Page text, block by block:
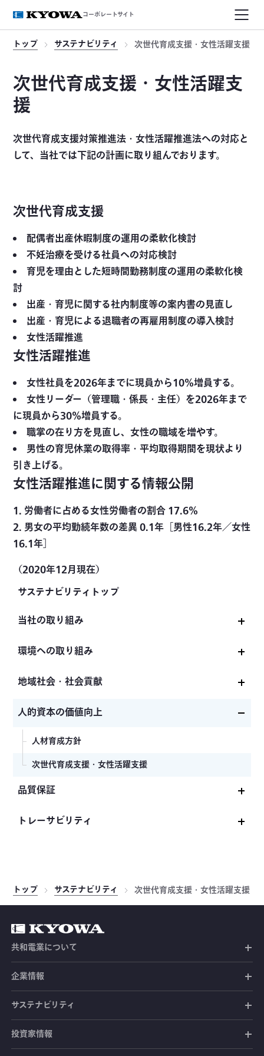
コーポレートサイト
トップ サステナビリティ 次世代育成支援・女性活躍支援
次世代育成支援・女性活躍支
援
次世代育成支援対策推進法・女性活躍推進法への対応と
して、当社では下記の計画に取り組んでおります。
次世代育成支援
配偶者出産休暇制度の運用の柔軟化検討
不妊治療を受ける社員への対応検討
育児を理由とした短時間勤務制度の運用の柔軟化検
討
出産・育児に関する社内制度等の案内書の見直し
出産・育児による退職者の再雇用制度の導入検討
女性活躍推進
女性活躍推進
女性社員を2026年までに現員から10％増員する。
女性リーダー（管理職・係長・主任）を2026年まで
に現員から30％増員する。
職掌の在り方を見直し、女性の職域を増やす。
男性の育児休業の取得率・平均取得期間を現状より
引き上げる。
女性活躍推進に関する情報公開
労働者に占める女性労働者の割合 17.6％
男女の平均勤続年数の差異 0.1年［男性16.2年／女性
16.1年］
（2020年12月現在）
サステナビリティトップ
当社の取り組み
サステナビリティ基本方針
当社のマテリアリティ
KYOWA Report
環境への取り組み
環境基本方針及び年度環境方針
CE適合品 受注・販売状況
地域社会・社会貢献
地域社会への貢献
パートナーシップ構築宣言
人的資本の価値向上
人材育成方針
次世代育成支援・女性活躍支援
品質保証
品質基本方針
製品保証
トレーサビリティ
ASNITE認定
トップ サステナビリティ 次世代育成支援・女性活躍支援
共和電業について
共和電業の未来
共和電業の事業
共和電業のあゆみ
企業情報
社長メッセージ
経営ビジョン
サステナビリティ
環境への取り組み
投資家情報